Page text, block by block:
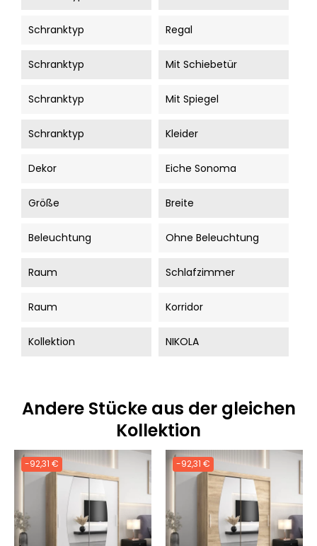
Schranktyp Regal
Schranktyp Mit Schiebetür
Schranktyp Mit Spiegel
Schranktyp Kleider
Dekor Eiche Sonoma
Größe Breite
Beleuchtung Ohne Beleuchtung
Raum Schlafzimmer
Raum Korridor
Kollektion NIKOLA
Andere Stücke aus der gleichen
Kollektion
-92,31 € -92,31 €